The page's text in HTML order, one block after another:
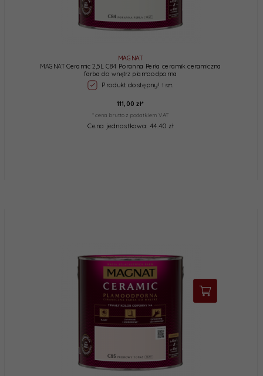
MAGNAT
MAGNAT Ceramic 2,5L C84 Poranna Perła ceramik ceramiczna
farba do wnętrz plamoodporna
Produkt dostępny! 1 szt.
111, 00 zł*
* cena brutto z podatkiem VAT
Cena jednostkowa: 44.40 zł